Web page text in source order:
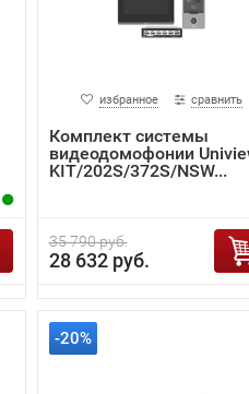
избранное сравнить
Комплект системы
видеодомофонии
KIT/202S/372S/NSW...
35 790 руб.
28 632 руб.
-20%